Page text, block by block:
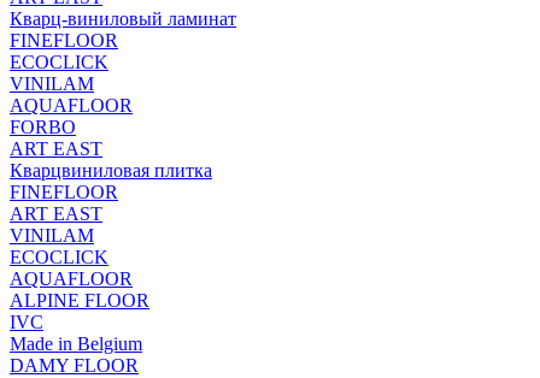
Кварц-виниловый ламинат
FINEFLOOR
ECOCLICK
VINILAM
AQUAFLOOR
FORBO
ART EAST
Кварцвиниловая плитка
FINEFLOOR
ART EAST
VINILAM
ECOCLICK
AQUAFLOOR
ALPINE FLOOR
IVC
Made in Belgium
DAMY FLOOR